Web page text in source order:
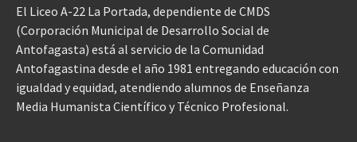
El Liceo A-22 La Portada, dependiente de CMDS
(Corporación Municipal de Desarrollo Social de
Antofagasta) está al servicio de la Comunidad
Antofagastina desde el año 1981 entregando educación con
igualdad y equidad, atendiendo alumnos de Enseñanza
Media Humanista Científico y Técnico Profesional.